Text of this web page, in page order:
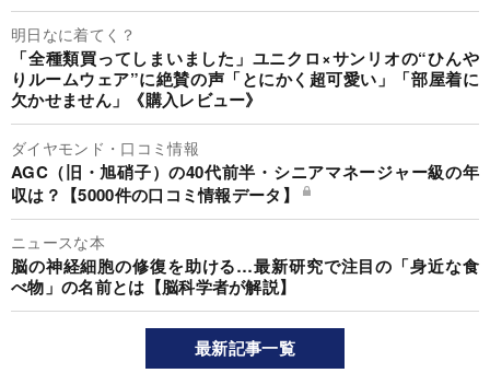
明日なに着てく？
「全種類買ってしまいました」ユニクロ×サンリオの“ひんや
りルームウェア”に絶賛の声「とにかく超可愛い」「部屋着に
欠かせません」《購入レビュー》
ダイヤモンド・口コミ情報
AGC（旧・旭硝子）の40代前半・シニアマネージャー級の年
収は？【5000件の口コミ情報データ】
ニュースな本
脳の神経細胞の修復を助ける…最新研究で注目の「身近な食
べ物」の名前とは【脳科学者が解説】
最新記事一覧